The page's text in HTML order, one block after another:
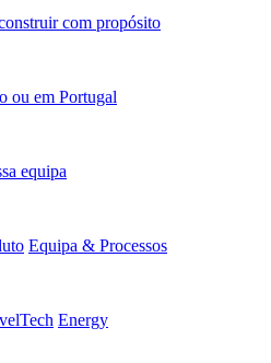
com propósito
ou em Portugal
equipa
Equipa & Processos
Energy